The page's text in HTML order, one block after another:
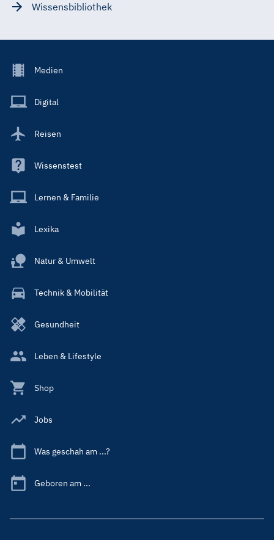
Wissensbibliothek
Footer
Main
Medien
Digital
Reisen
Wissenstest
Lernen & Familie
Lexika
Natur & Umwelt
Technik & Mobilität
Gesundheit
Leben & Lifestyle
Shop
Jobs
Was geschah am ...?
Geboren am ...